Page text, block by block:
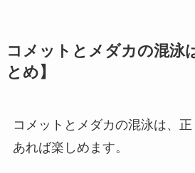
コメットとメダカの混泳
とめ】
コメットとメダカの混泳は、
あれば楽しめます。